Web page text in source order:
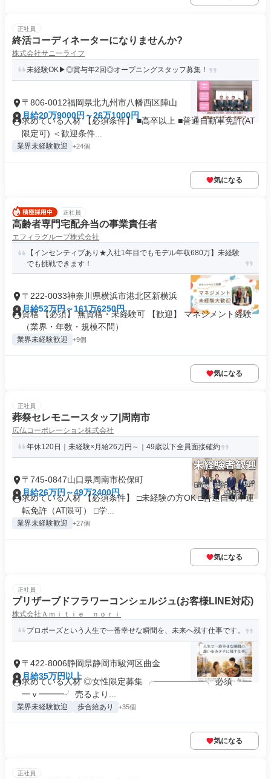
正社員
終活コーディネーターになりませんか?
株式会社サニーライフ
未経験OK▶◎賞与年2回◎オープニングスタッフ募集！
〒806-0012福岡県北九州市八幡西区陣山
月給20万9000円～26万1000円
求めている人材 【必須条件】 ■高卒以上 ■普通自動車免許(AT
限定可) ＜歓迎条件...
業界未経験歓迎 +24個
気になる
正社員
高齢者専門宅配弁当の事業責任者
エフィラグループ株式会社
【インセンティブあり★入社1年目でもモデル年収680万】未経験
でも挑戦できます！
〒222-0033神奈川県横浜市港北区新横浜
月給52万円～161万6250円
資格 【必須】 無資格・未経験可 【歓迎】 マネジメント経験
（業界・年数・規模不問）
業界未経験歓迎 +9個
気になる
正社員
葬祭セレモニースタッフ|周南市
広仏コーポレーション株式会社
年休120日｜未経験×月給26万円～｜49歳以下全員面接確約
〒745-0847山口県周南市松保町
月給26万円～49万2400円
求めている人材 【必須条件】 □未経験の方OK □普通自動車運
転免許（AT限可） □学...
業界未経験歓迎 +27個
気になる
正社員
プリザーブドフラワーコンシェルジュ(お客様LINE対応)
株式会社Ａｍｉｔｉｅ ｎｏｒｉ
プロポーズという人生で一番幸せな瞬間を、未来へ残す仕事です。
〒422-8006静岡県静岡市駿河区曲金
月給35万円以上
求めている人材 ◎女性限定募集 ╭━━━━━━╮ 必須 ╰━
━ｖ━━━╯ 売るより...
業界未経験歓迎 歩合給あり +35個
気になる
正社員